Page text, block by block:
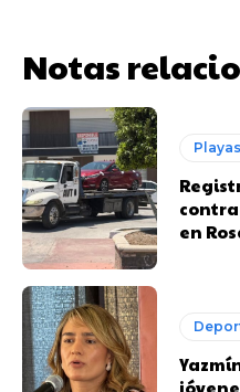
Notas
en